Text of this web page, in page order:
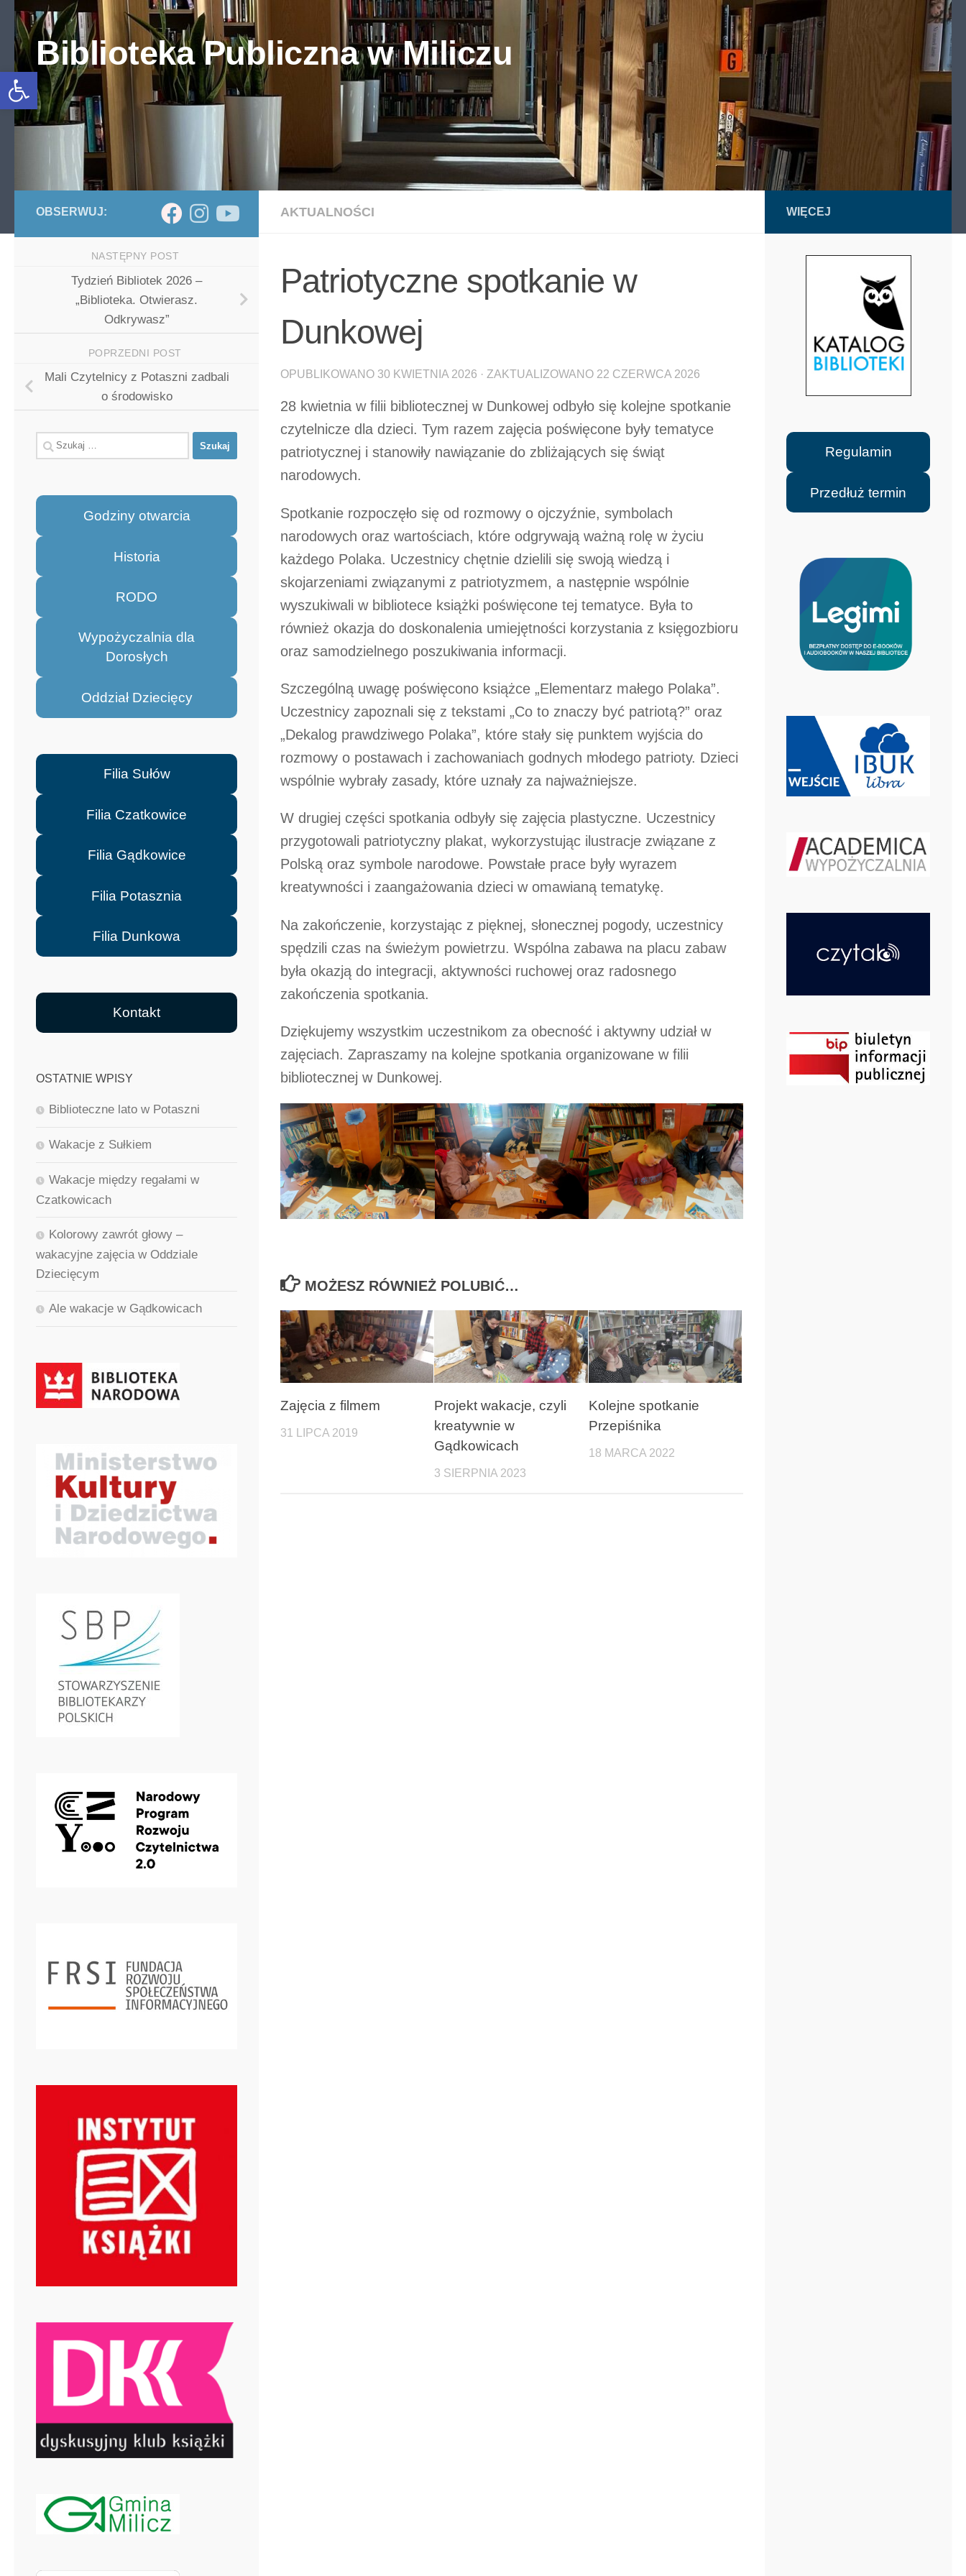
Otwórz pasek narzędzi
Skip to content
Biblioteka Publiczna w Miliczu
AKTUALNOŚCI
Patriotyczne spotkanie w
Dunkowej
OPUBLIKOWANO 30 KWIETNIA 2026 · ZAKTUALIZOWANO 22 CZERWCA 2026
28 kwietnia w filii bibliotecznej w Dunkowej odbyło się kolejne spotkanie
czytelnicze dla dzieci. Tym razem zajęcia poświęcone były tematyce
patriotycznej i stanowiły nawiązanie do zbliżających się świąt
narodowych.
Spotkanie rozpoczęło się od rozmowy o ojczyźnie, symbolach
narodowych oraz wartościach, które odgrywają ważną rolę w życiu
każdego Polaka. Uczestnicy chętnie dzielili się swoją wiedzą i
skojarzeniami związanymi z patriotyzmem, a następnie wspólnie
wyszukiwali w bibliotece książki poświęcone tej tematyce. Była to
również okazja do doskonalenia umiejętności korzystania z księgozbioru
oraz samodzielnego poszukiwania informacji.
Szczególną uwagę poświęcono książce „Elementarz małego Polaka”.
Uczestnicy zapoznali się z tekstami „Co to znaczy być patriotą?” oraz
„Dekalog prawdziwego Polaka”, które stały się punktem wyjścia do
rozmowy o postawach i zachowaniach godnych młodego patrioty. Dzieci
wspólnie wybrały zasady, które uznały za najważniejsze.
W drugiej części spotkania odbyły się zajęcia plastyczne. Uczestnicy
przygotowali patriotyczny plakat, wykorzystując ilustracje związane z
Polską oraz symbole narodowe. Powstałe prace były wyrazem
kreatywności i zaangażowania dzieci w omawianą tematykę.
Na zakończenie, korzystając z pięknej, słonecznej pogody, uczestnicy
spędzili czas na świeżym powietrzu. Wspólna zabawa na placu zabaw
była okazją do integracji, aktywności ruchowej oraz radosnego
zakończenia spotkania.
Dziękujemy wszystkim uczestnikom za obecność i aktywny udział w
zajęciach. Zapraszamy na kolejne spotkania organizowane w filii
bibliotecznej w Dunkowej.
MOŻESZ RÓWNIEŻ POLUBIĆ…
Zajęcia z filmem
31 LIPCA 2019
Projekt wakacje, czyli
kreatywnie w
Gądkowicach
3 SIERPNIA 2023
Kolejne spotkanie
Przepiśnika
18 MARCA 2022
OBSERWUJ:
NASTĘPNY POST
Tydzień Bibliotek 2026 –
„Biblioteka. Otwierasz.
Odkrywasz”
POPRZEDNI POST
Mali Czytelnicy z Potaszni zadbali
o środowisko
Szukaj:
Godziny otwarcia
Historia
RODO
Wypożyczalnia dla
Dorosłych
Oddział Dziecięcy
Filia Sułów
Filia Czatkowice
Filia Gądkowice
Filia Potasznia
Filia Dunkowa
Kontakt
OSTATNIE WPISY
Biblioteczne lato w Potaszni
Wakacje z Sułkiem
Wakacje między regałami w
Czatkowicach
Kolorowy zawrót głowy –
wakacyjne zajęcia w Oddziale
Dziecięcym
Ale wakacje w Gądkowicach
WIĘCEJ
Regulamin
Przedłuż termin